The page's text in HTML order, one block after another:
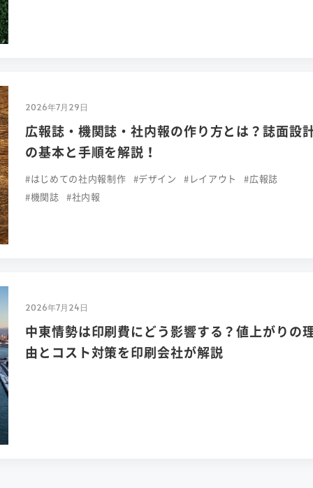
2026年7月29日
広報誌・機関誌・社内報の作り方とは？誌面設
の基本と手順を解説！
#はじめての社内報制作 #デザイン #レイアウト
#広報誌
#機関誌 #社内報
2026年7月24日
中東情勢は印刷費にどう影響する？値上がりの
由とコスト対策を印刷会社が解説